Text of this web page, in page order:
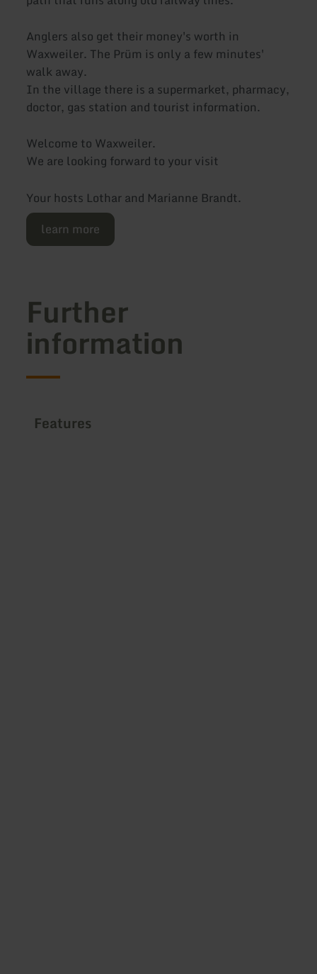
Anglers also get their money's worth in
Waxweiler. The Prüm is only a few minutes'
walk away.
In the village there is a supermarket, pharmacy,
doctor, gas station and tourist information.
Welcome to Waxweiler.
We are looking forward to your visit
Your hosts Lothar and Marianne Brandt.
learn more
Further
information
Features